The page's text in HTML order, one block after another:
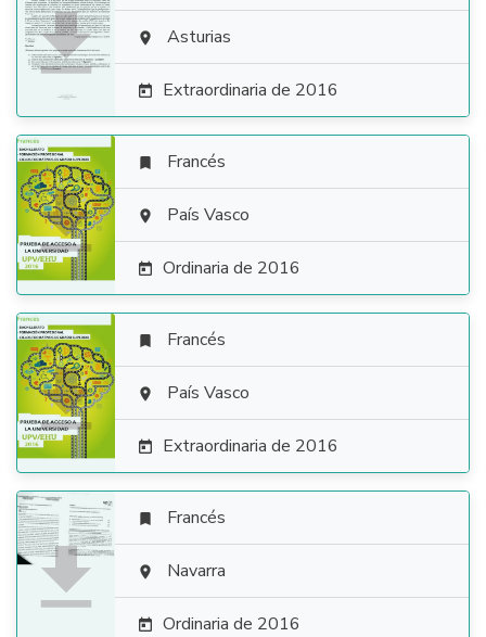
  Asturias
 Extraordinaria de 2016

 Francés
 País Vasco
 Ordinaria de 2016

 Francés
 País Vasco
 Extraordinaria de 2016

 Francés
 Navarra
 Ordinaria de 2016